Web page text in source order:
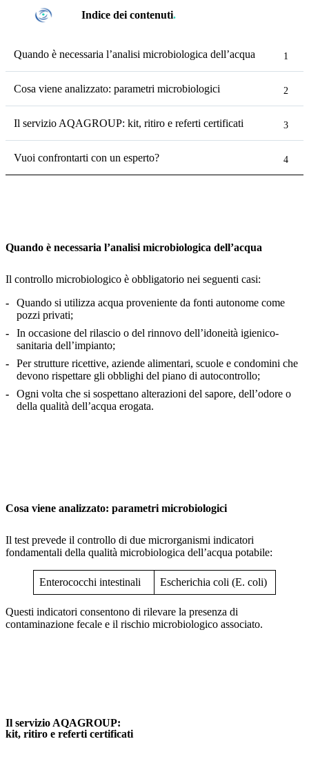
Indice dei contenuti.
Quando è necessaria l’analisi microbiologica dell’acqua
Cosa viene analizzato: parametri microbiologici
Il servizio AQAGROUP: kit, ritiro e referti certificati
Vuoi confrontarti con un esperto?
Quando è necessaria l’analisi microbiologica dell’acqua
Il controllo microbiologico è obbligatorio nei seguenti casi:
Quando si utilizza acqua proveniente da fonti autonome come
pozzi privati;
In occasione del rilascio o del rinnovo dell’idoneità igienico-
sanitaria dell’impianto;
Per strutture ricettive, aziende alimentari, scuole e condomini che
devono rispettare gli obblighi del piano di autocontrollo;
Ogni volta che si sospettano alterazioni del sapore, dell’odore o
della qualità dell’acqua erogata.
Cosa viene analizzato: parametri microbiologici
Il test prevede il controllo di due microrganismi indicatori
fondamentali della qualità microbiologica dell’acqua potabile:
Enterococchi intestinali Escherichia coli (E. coli)
Questi indicatori consentono di rilevare la presenza di
contaminazione fecale e il rischio microbiologico associato.
Il servizio AQAGROUP:
kit, ritiro e referti certificati